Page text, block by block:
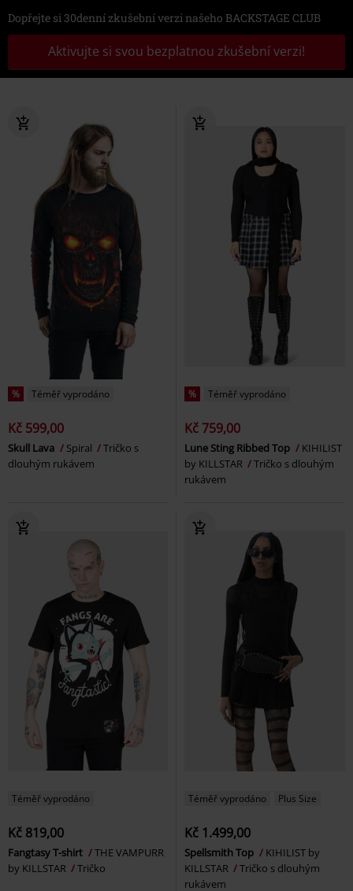
Dopřejte si 30denní zkušební verzi našeho BACKSTAGE CLUB
Aktivujte si svou bezplatnou zkušební verzi!
% Téměř vyprodáno
Kč 599,00
Skull Lava Spiral
Tričko s
dlouhým rukávem
% Téměř vyprodáno
Kč 759,00
Lune Sting Ribbed Top
KIHILIST
by KILLSTAR
Tričko s dlouhým
rukávem
Téměř vyprodáno
Kč 819,00
Fangtasy T-shirt
THE VAMPURR
by KILLSTAR
Tričko
Téměř vyprodáno Plus Size
Kč 1.499,00
Spellsmith Top
KIHILIST by
KILLSTAR
Tričko s dlouhým
rukávem